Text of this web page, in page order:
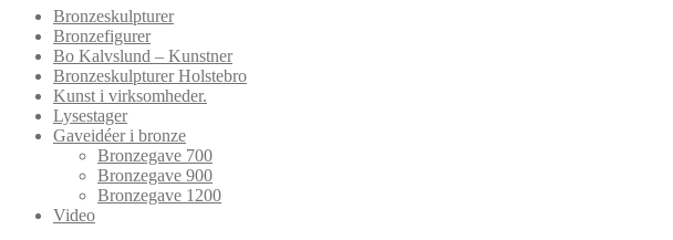
Bronzeskulpturer
Bronzefigurer
Bo Kalvslund – Kunstner
Bronzeskulpturer Holstebro
Kunst i virksomheder.
Lysestager
Gaveidéer i bronze
Bronzegave 700
Bronzegave 900
Bronzegave 1200
Video